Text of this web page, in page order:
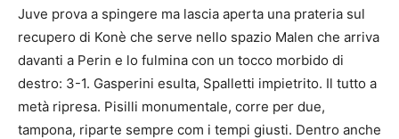
Juve prova a spingere ma lascia aperta una prateria sul
recupero di Konè che serve nello spazio Malen che arriva
davanti a Perin e lo fulmina con un tocco morbido di
destro: 3-1. Gasperini esulta, Spalletti impietrito. Il tutto a
metà ripresa. Pisilli monumentale, corre per due,
tampona, riparte sempre com i tempi giusti. Dentro anche